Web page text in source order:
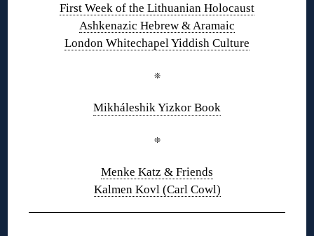
First Week of the Lithuanian Holocaust
Ashkenazic Hebrew & Aramaic
London Whitechapel Yiddish Culture
❊
Mikháleshik Yizkor Book
❊
Menke Katz & Friends
Kalmen Kovl (Carl Cowl)